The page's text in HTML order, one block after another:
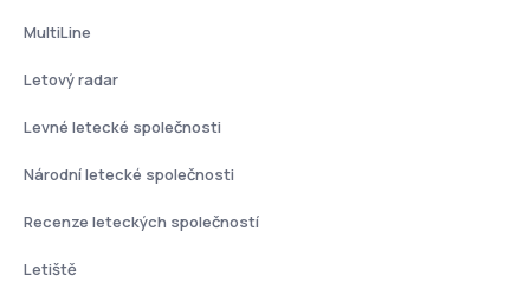
MultiLine
Letový radar
Levné letecké společnosti
Národní letecké společnosti
Recenze leteckých společností
Letiště